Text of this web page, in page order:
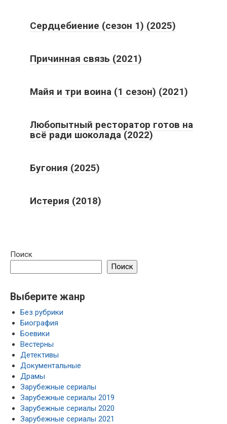
Сердцебиение (сезон 1) (2025)
Причинная связь (2021)
Майя и три воина (1 сезон) (2021)
Любопытный ресторатор готов на
всё ради шоколада (2022)
Бугония (2025)
Истерия (2018)
Поиск
Поиск
Выберите жанр
Без рубрики
Биография
Боевики
Вестерны
Детективы
Документальные
Драмы
Зарубежные сериалы
Зарубежные сериалы 2019
Зарубежные сериалы 2020
Зарубежные сериалы 2021